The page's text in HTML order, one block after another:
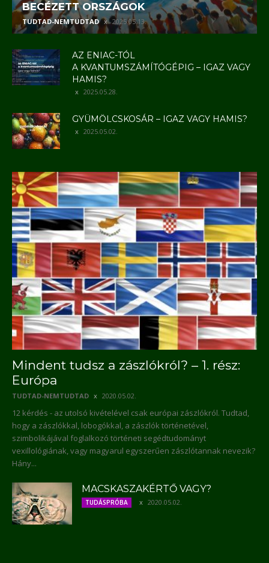
BECÉZETT ORSZÁGOK
TUDTAD-NEMTUDTAD 2025.05.13.
AZ ENIAC-TÓL
A KVANTUMSZÁMÍTÓGÉPIG – IGAZ VAGY
HAMIS?
2025.05.28.
GYÜMÖLCSKOSÁR – IGAZ VAGY HAMIS?
2025.05.02.
Mindent tudsz a zászlókról? – 1. rész:
Európa
TUDTAD-NEMTUDTAD 2020.05.02.
12 kérdés - az utolsó kivételével csak európai zászlókról. Tudtad,
hogy a zászlókkal, lobogókkal, a zászlók történetével,
szimbolikájával foglalkozó történeti segédtudományt
vexillológiának, vagy magyarul egyszerűen zászlótannak nevezik?
Hány...
MACSKASZAKÉRTŐ VAGY?
TUDÁSPRÓBA 2020.05.02.